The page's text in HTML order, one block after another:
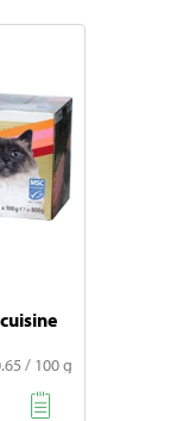
/ 100 g